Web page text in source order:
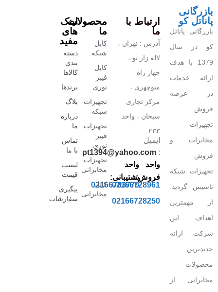
بازرگانی
پاناتل کو
بازرگانی پاناتل
کو در سال
1379 با هدف
ارائه خدمات
در عرصه
فروش
تجهیزات
مخابرات و
فروش
تجهیزات شبکه
تاسیس گردید.
از مهمترین
اهداف این
شرکت ارائه
جدیدترین
محصولات
مخابراتی از
ارتباط با
ما
آدرس : تهران ،
لاله زار نو ،
چهار راه
منوچهری ،
مرکز تجاری
سبحان ، واحد
۲۳۳
ایمیل
:
pt1394@yahoo.com
واحد
فروش:
02166728961
02166728250
واحد
پشتیبانی:
02166703770
محصولات
ما
کابل
شبکه
کابل
فیبر
نوری
تجهیزات
شبکه
تجهیزات
فیبر
نوری
تجهیزات
مخابراتی
کابل
مخابراتی
لینک
های
مفید
دسته
بندی
کالاها
برندها
بلاگ
درباره
ما
تماس
با ما
لیست
قیمت
پیگیری
سفارشات